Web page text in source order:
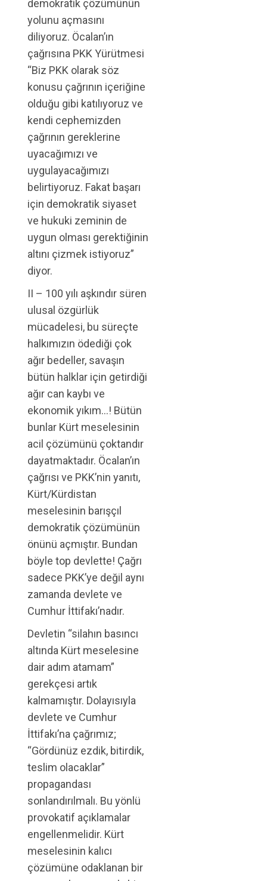
demokratik çözümünün
yolunu açmasını
diliyoruz. Öcalan’ın
çağrısına PKK Yürütmesi
“Biz PKK olarak söz
konusu çağrının içeriğine
olduğu gibi katılıyoruz ve
kendi cephemizden
çağrının gereklerine
uyacağımızı ve
uygulayacağımızı
belirtiyoruz. Fakat başarı
için demokratik siyaset
ve hukuki zeminin de
uygun olması gerektiğinin
altını çizmek istiyoruz”
diyor.
II – 100 yılı aşkındır süren
ulusal özgürlük
mücadelesi, bu süreçte
halkımızın ödediği çok
ağır bedeller, savaşın
bütün halklar için getirdiği
ağır can kaybı ve
ekonomik yıkım…! Bütün
bunlar Kürt meselesinin
acil çözümünü çoktandır
dayatmaktadır. Öcalan’ın
çağrısı ve PKK’nin yanıtı,
Kürt/Kürdistan
meselesinin barışçıl
demokratik çözümünün
önünü açmıştır. Bundan
böyle top devlette! Çağrı
sadece PKK’ye değil aynı
zamanda devlete ve
Cumhur İttifakı’nadır.
Devletin “silahın basıncı
altında Kürt meselesine
dair adım atamam”
gerekçesi artık
kalmamıştır. Dolayısıyla
devlete ve Cumhur
İttifakı’na çağrımız;
“Gördünüz ezdik, bitirdik,
teslim olacaklar”
propagandası
sonlandırılmalı. Bu yönlü
provokatif açıklamalar
engellenmelidir. Kürt
meselesinin kalıcı
çözümüne odaklanan bir